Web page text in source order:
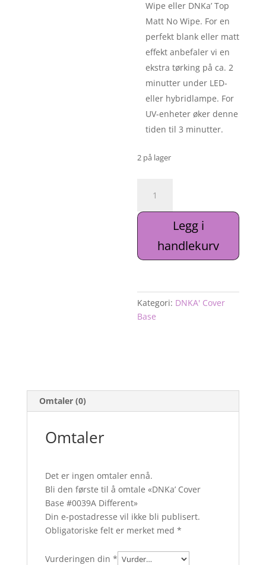
Wipe eller DNKa’ Top
Matt No Wipe. For en
perfekt blank eller matt
effekt anbefaler vi en
ekstra tørking på ca. 2
minutter under LED-
eller hybridlampe. For
UV-enheter øker denne
tiden til 3 minutter.
2 på lager
Cover
Base
Different
antall
Legg i
handlekurv
Kategori: DNKA' Cover
Base
Omtaler (0)
Omtaler
Det er ingen omtaler ennå.
Bli den første til å omtale «DNKa’ Cover
Base #0039A Different»
Din e-postadresse vil ikke bli publisert.
Obligatoriske felt er merket med *
Vurderingen din *